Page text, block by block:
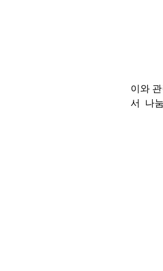
이와
서 나